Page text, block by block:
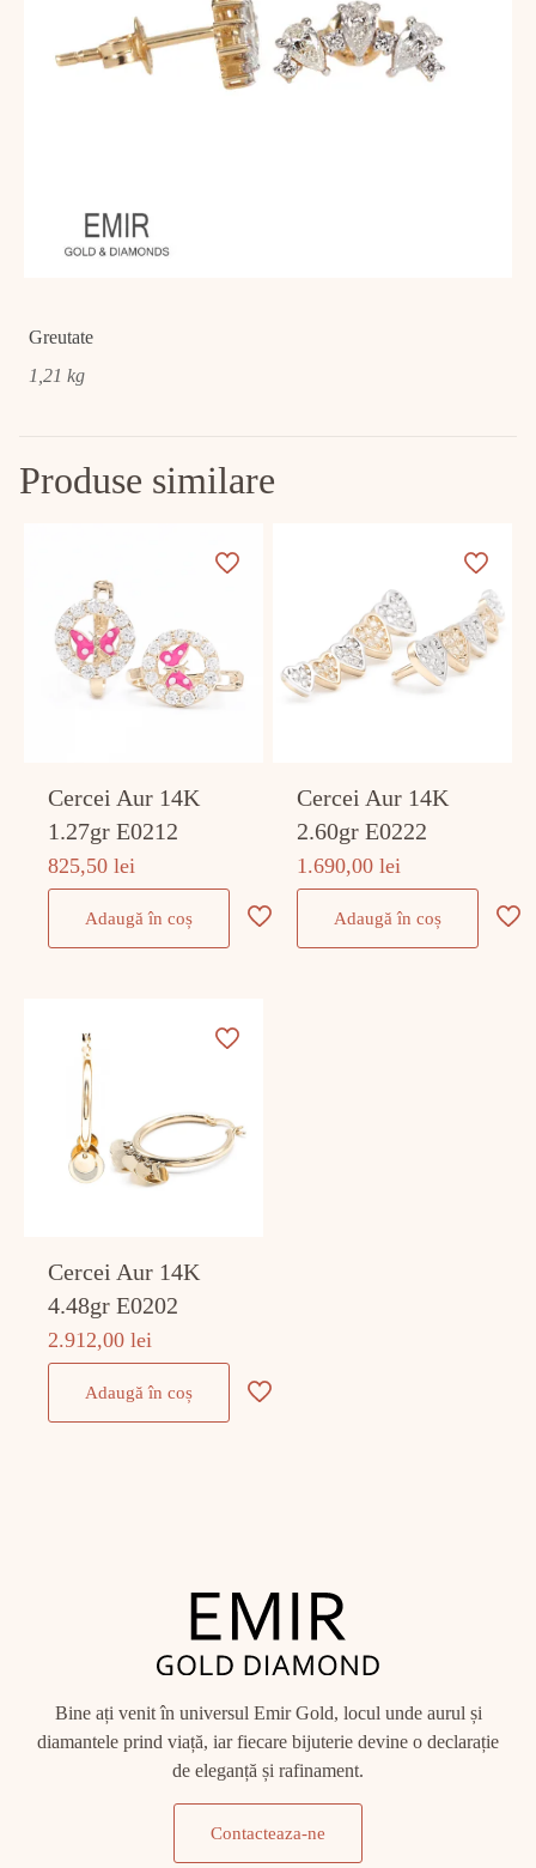
Greutate
1,21 kg
Produse similare
Cercei Aur 14K
1.27gr E0212
825,50lei
Adaugă în coș
Cercei Aur 14K
2.60gr E0222
1.690,00lei
Adaugă în coș
Cercei Aur 14K
4.48gr E0202
2.912,00lei
Adaugă în coș
Bine ați venit în universul Emir Gold, locul unde aurul și
diamantele prind viață, iar fiecare bijuterie devine o declarație
de eleganță și rafinament.
Contacteaza-ne